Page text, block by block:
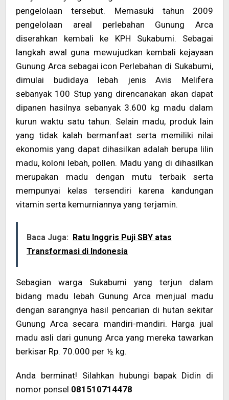
pengelolaan tersebut. Memasuki tahun 2009
pengelolaan areal perlebahan Gunung Arca
diserahkan kembali ke KPH Sukabumi. Sebagai
langkah awal guna mewujudkan kembali kejayaan
Gunung Arca sebagai icon Perlebahan di Sukabumi,
dimulai budidaya lebah jenis Avis Melifera
sebanyak 100 Stup yang direncanakan akan dapat
dipanen hasilnya sebanyak 3.600 kg madu dalam
kurun waktu satu tahun. Selain madu, produk lain
yang tidak kalah bermanfaat serta memiliki nilai
ekonomis yang dapat dihasilkan adalah berupa lilin
madu, koloni lebah, pollen. Madu yang di dihasilkan
merupakan madu dengan mutu terbaik serta
mempunyai kelas tersendiri karena kandungan
vitamin serta kemurniannya yang terjamin.
Baca Juga: Ratu Inggris Puji SBY atas
Transformasi di Indonesia
Sebagian warga Sukabumi yang terjun dalam
bidang madu lebah Gunung Arca menjual madu
dengan sarangnya hasil pencarian di hutan sekitar
Gunung Arca secara mandiri-mandiri. Harga jual
madu asli dari gunung Arca yang mereka tawarkan
berkisar Rp. 70.000 per ½ kg.
Anda berminat! Silahkan hubungi bapak Didin di
nomor ponsel 081510714478